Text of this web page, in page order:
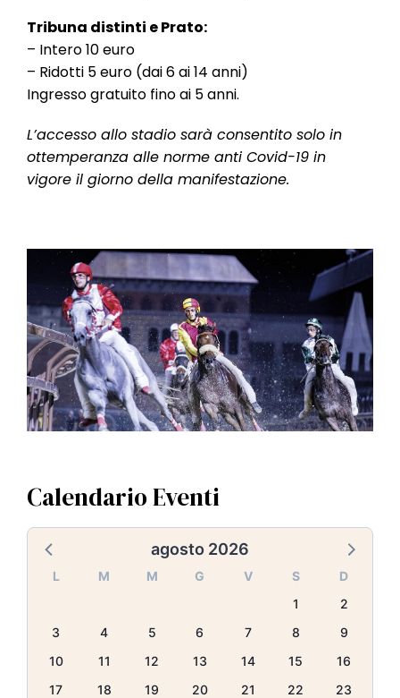
Tribuna distinti e Prato:
– Intero 10 euro
– Ridotti 5 euro (dai 6 ai 14 anni)
Ingresso gratuito fino ai 5 anni.
L’accesso allo stadio sarà consentito solo in
ottemperanza alle norme anti Covid-19 in
vigore il giorno della manifestazione.
Calendario Eventi
agosto 2026
L M M G V S
D
1
2
3
4 5 6 7 8
9
10
11 12 13 14 15
16
17
18 19 20 21 22
23